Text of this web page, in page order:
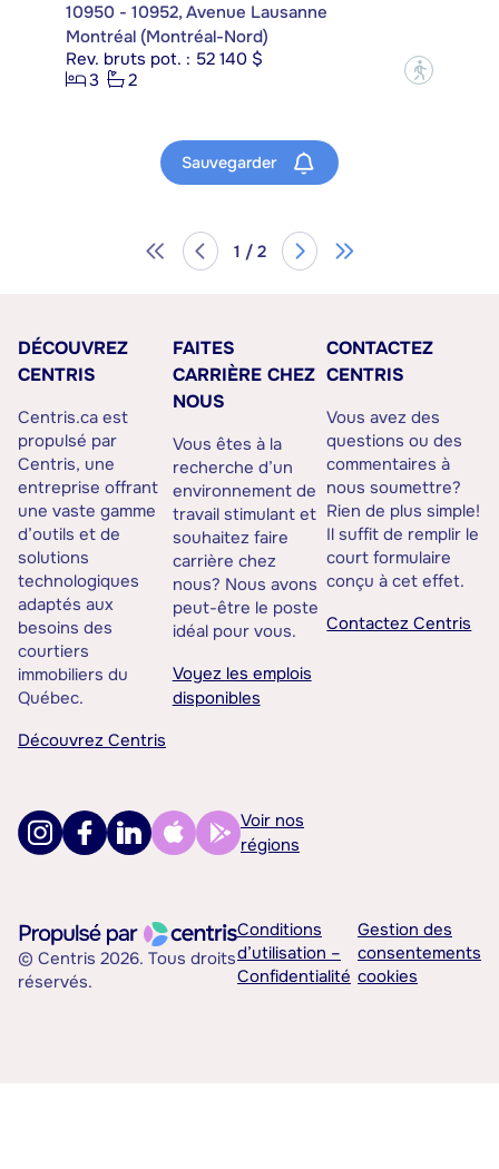
10950 - 10952, Avenue Lausanne
Montréal (Montréal-Nord)
Rev. bruts pot. : 52 140 $
3
2 ?
Sauvegarder
1 / 2
DÉCOUVREZ
CENTRIS
Centris.ca est
propulsé par
Centris, une
entreprise offrant
une vaste gamme
d’outils et de
solutions
technologiques
adaptés aux
besoins des
courtiers
immobiliers du
Québec.
Découvrez Centris
FAITES
CARRIÈRE CHEZ
NOUS
Vous êtes à la
recherche d’un
environnement de
travail stimulant et
souhaitez faire
carrière chez
nous? Nous avons
peut-être le poste
idéal pour vous.
Voyez les emplois
disponibles
CONTACTEZ
CENTRIS
Vous avez des
questions ou des
commentaires à
nous soumettre?
Rien de plus simple!
Il suffit de remplir le
court formulaire
conçu à cet effet.
Contactez Centris
Voir nos
régions
© Centris 2026. Tous droits
réservés.
Conditions
d’utilisation –
Confidentialité
Gestion des
consentements
cookies